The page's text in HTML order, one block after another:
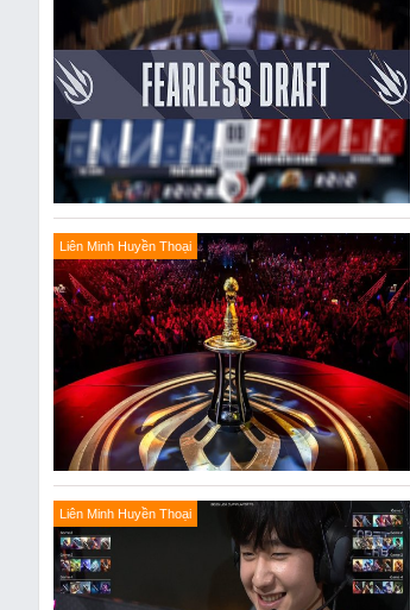
Liên Minh Huyền Thoại
Liên Minh Huyền Thoại